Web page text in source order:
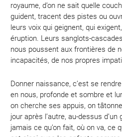
royaume, d’on ne sait quelle
guident, tracent des pistes ou
leurs voix qui geignent, qui
éruption. Leurs sanglots-
nous poussent aux frontières de
incapacités, de nos propres
Donner naissance, c’est se
en nous, profonde et sombre et
on cherche ses appuis, on
jour après l’autre, au-dessus
jamais ce qu’on fait, où on va, ce